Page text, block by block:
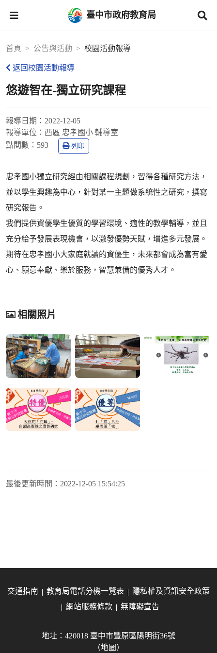
臺中市政府教育局
首頁 公告與活動 校園活動報導
返回校園活動報導
悠遊智在-獨立研究課程
報導日期： 2022-12-05
報導單位： 西區 忠孝國小 輔導室
點閱數： 593 列印
忠孝國小獨立研究經由相關課程規劃，習得各種研究方法，
並以學生興趣為中心，針對某一主題做系統性之研究，撰寫
研究報告。
我們提供資優學生優質的學習環境、適性的教學輔導，並且
充分給予發展表現機會，以激發優勢天賦，增進多元發展。
期待在忠孝國小大家庭就讀的資優生，未來都會成為富有愛
心、願意奉獻、樂於服務，智慧兼備的優秀人才。
相關照片
最後更新時間： 2022-12-05 15:54:25
交通指南 教育局電話分機一覽表
隱私權及資訊安全政策
網站服務條款
無障礙宣告
地址：420018 臺中市豐原區陽明街36號
（地圖）